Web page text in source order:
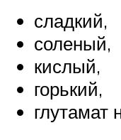
сладкий,
соленый,
кислый,
горький,
глутамат